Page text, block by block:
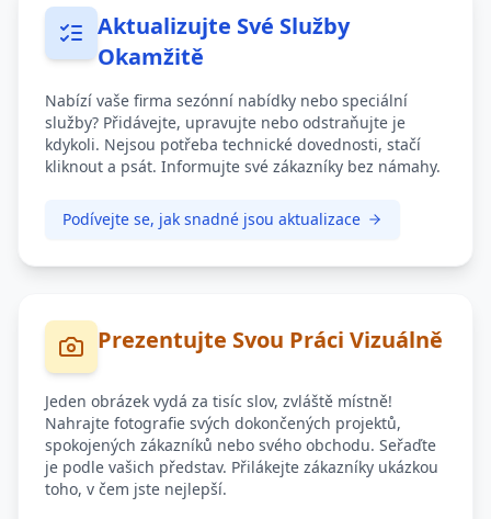
Aktualizujte Své Služby
Okamžitě
Nabízí vaše firma sezónní nabídky nebo speciální
služby? Přidávejte, upravujte nebo odstraňujte je
kdykoli. Nejsou potřeba technické dovednosti, stačí
kliknout a psát. Informujte své zákazníky bez námahy.
Podívejte se, jak snadné jsou aktualizace
Prezentujte Svou Práci Vizuálně
Jeden obrázek vydá za tisíc slov, zvláště místně!
Nahrajte fotografie svých dokončených projektů,
spokojených zákazníků nebo svého obchodu. Seřaďte
je podle vašich představ. Přilákejte zákazníky ukázkou
toho, v čem jste nejlepší.